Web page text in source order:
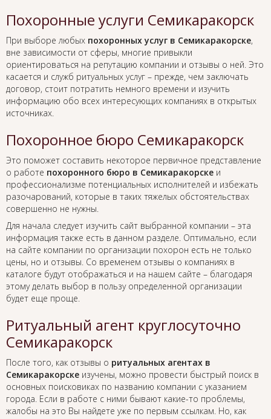
Похоронные услуги Семикаракорск
При выборе любых похоронных услуг в Семикаракорске,
вне зависимости от сферы, многие привыкли
ориентироваться на репутацию компании и отзывы о ней. Это
касается и служб ритуальных услуг – прежде, чем заключать
договор, стоит потратить немного времени и изучить
информацию обо всех интересующих компаниях в открытых
источниках.
Похоронное бюро Семикаракорск
Это поможет составить некоторое первичное представление
о работе похоронного бюро в Семикаракорске и
профессионализме потенциальных исполнителей и избежать
разочарований, которые в таких тяжелых обстоятельствах
совершенно не нужны.
Для начала следует изучить сайт выбранной компании – эта
информация также есть в данном разделе. Оптимально, если
на сайте компании по организации похорон есть не только
цены, но и отзывы. Со временем отзывы о компаниях в
каталоге будут отображаться и на нашем сайте – благодаря
этому делать выбор в пользу определенной организации
будет еще проще.
Ритуальный агент круглосуточно
Семикаракорск
После того, как отзывы о ритуальных агентах в
Семикаракорске изучены, можно провести быстрый поиск в
основных поисковиках по названию компании с указанием
города. Если в работе с ними бывают какие-то проблемы,
жалобы на это Вы найдете уже по первым ссылкам. Но, как